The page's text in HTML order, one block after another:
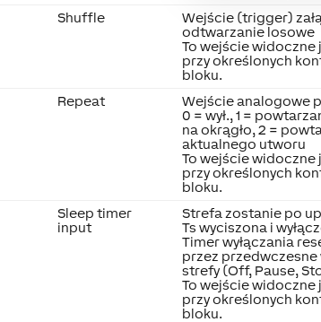
Shuffle
Wejście (trigger)
odtwarzanie losowe
To wejście widoczne
przy określonych
bloku.
Repeat
Wejście analogowe
0 = wył., 1 =
na okrągło, 2 =
aktualnego utworu
To wejście widoczne
przy określonych
bloku.
Sleep timer
input
Strefa zostanie po
Ts wyciszona i
Timer wyłączania
przez przedwczesne
strefy (Off, Pause,
To wejście widoczne
przy określonych
bloku.